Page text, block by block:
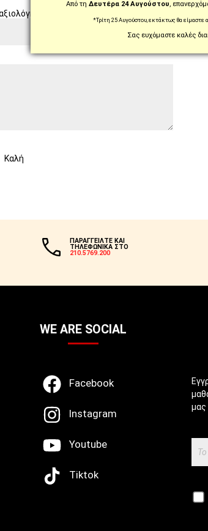
Καλή
ΠΑΡΑΓΓΕΙΛΤΕ ΚΑΙ
ΤΗΛΕΦΩΝΙΚΑ ΣΤΟ
210.5769.200
WE ARE SOCIAL
Facebook
Instagram
Youtube
Tiktok
μας
Από τη Δευτέρα 24 Αυγούστου,
*Τρίτη 25 Αυγούστου, εκτάκτως θα είμαστε
Σας ευχόμαστε καλές